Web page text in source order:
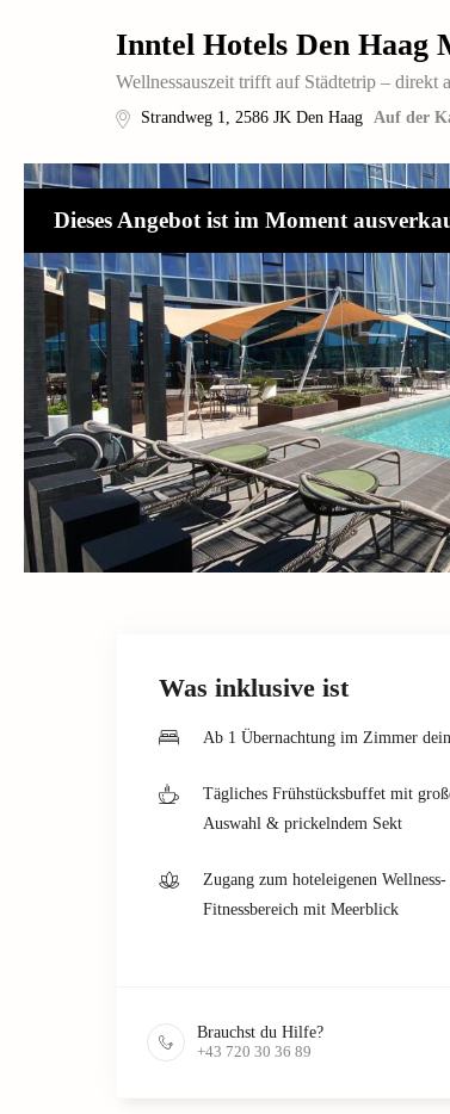
Inntel Hotels Den Haag
Wellnessauszeit trifft auf Städtetrip – direkt
Strandweg 1, 2586 JK Den Haag Auf der
Dieses Angebot ist im Moment
Was inklusive ist
Ab 1 Übernachtung im Zimmer
Tägliches Frühstücksbuffet mit
Auswahl & prickelndem Sekt
Zugang zum hoteleigenen
Fitnessbereich mit Meerblick
Brauchst du Hilfe?
+43 720 30 36 89